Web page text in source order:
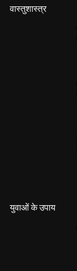
वास्तुशास्त्र
युवाओं के उपाय